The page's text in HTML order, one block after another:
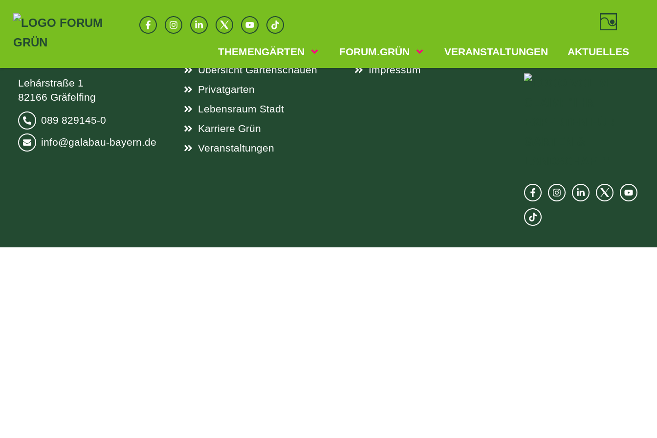
SPRINGEN
THEMENGÄRTEN FORUM.GRÜN VERANSTALTUNGEN AKTUELLES
KONTAKT
Verband Garten-, Landschafts-
Lehárstraße 1
82166 Gräfelfing
089 829145-0
info@galabau-bayern.de
LINKS
Aktuelle Themengärten
Übersicht Gartenschauen
Privatgarten
Lebensraum Stadt
Karriere Grün
Veranstaltungen
Datenschutz
Impressum